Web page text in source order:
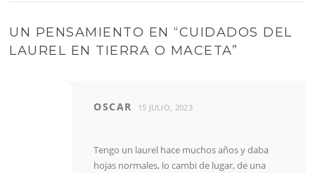
UN PENSAMIENTO EN “CUIDADOS DEL
LAUREL EN TIERRA O MACETA”
OSCAR 15 JULIO, 2023
Tengo un laurel hace muchos años y daba
hojas normales, lo cambi de lugar, de una